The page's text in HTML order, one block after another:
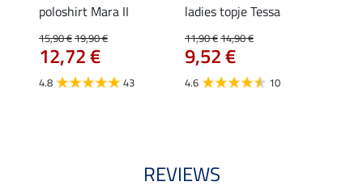
poloshirt Mara II
15,90 €19,90 €
12,72 €
4.8 43
ladies topje Tessa
11,90 €14,90 €
9,52 €
4.6 10
REVIEWS